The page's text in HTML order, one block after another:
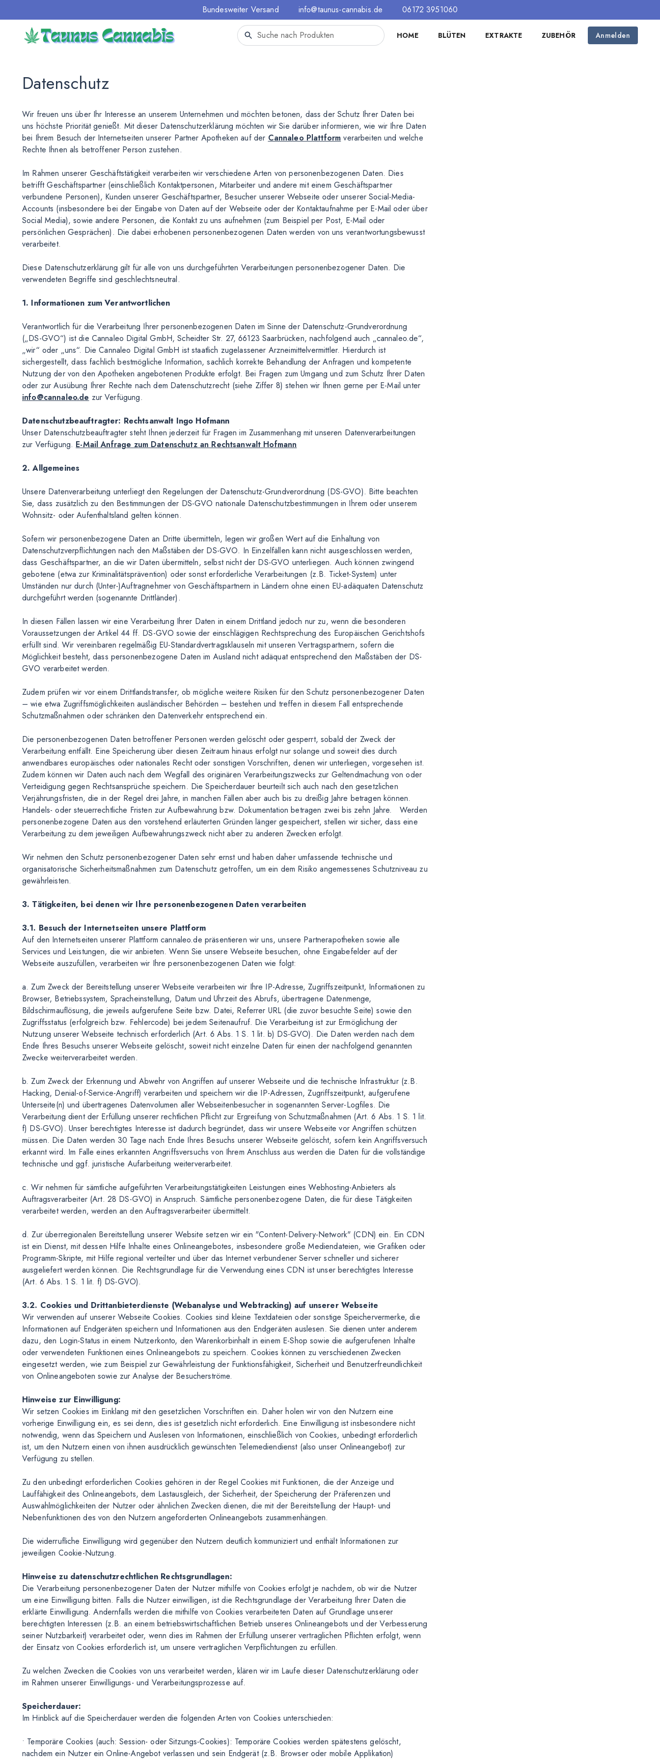
Bundesweiter Versand info@taunus-cannabis.de 06172 3951060
HOME BLÜTEN EXTRAKTE ZUBEHÖR Anmelden
Datenschutz
Wir freuen uns über Ihr Interesse an unserem Unternehmen und möchten betonen, dass der Schutz Ihrer Daten bei
uns höchste Priorität genießt. Mit dieser Datenschutzerklärung möchten wir Sie darüber informieren, wie wir Ihre Daten
bei Ihrem Besuch der Internetseiten unserer Partner Apotheken auf der Cannaleo Plattform verarbeiten und welche
Rechte Ihnen als betroffener Person zustehen.
Im Rahmen unserer Geschäftstätigkeit verarbeiten wir verschiedene Arten von personenbezogenen Daten. Dies
betrifft Geschäftspartner (einschließlich Kontaktpersonen, Mitarbeiter und andere mit einem Geschäftspartner
verbundene Personen), Kunden unserer Geschäftspartner, Besucher unserer Webseite oder unserer Social-Media-
Accounts (insbesondere bei der Eingabe von Daten auf der Webseite oder der Kontaktaufnahme per E-Mail oder über
Social Media), sowie andere Personen, die Kontakt zu uns aufnehmen (zum Beispiel per Post, E-Mail oder
persönlichen Gesprächen). Die dabei erhobenen personenbezogenen Daten werden von uns verantwortungsbewusst
verarbeitet.
Diese Datenschutzerklärung gilt für alle von uns durchgeführten Verarbeitungen personenbezogener Daten. Die
verwendeten Begriffe sind geschlechtsneutral.
1. Informationen zum Verantwortlichen
Verantwortlich für die Verarbeitung Ihrer personenbezogenen Daten im Sinne der Datenschutz-Grundverordnung
(„DS-GVO“) ist die Cannaleo Digital GmbH, Scheidter Str. 27, 66123 Saarbrücken, nachfolgend auch „cannaleo.de“,
„wir“ oder „uns“. Die Cannaleo Digital GmbH ist staatlich zugelassener Arzneimittelvermittler. Hierdurch ist
sichergestellt, dass fachlich bestmögliche Information, sachlich korrekte Behandlung der Anfragen und kompetente
Nutzung der von den Apotheken angebotenen Produkte erfolgt. Bei Fragen zum Umgang und zum Schutz Ihrer Daten
oder zur Ausübung Ihrer Rechte nach dem Datenschutzrecht (siehe Ziffer 8) stehen wir Ihnen gerne per E-Mail unter
info@cannaleo.de zur Verfügung.
Datenschutzbeauftragter: Rechtsanwalt Ingo Hofmann
Unser Datenschutzbeauftragter steht Ihnen jederzeit für Fragen im Zusammenhang mit unseren Datenverarbeitungen
zur Verfügung. E-Mail Anfrage zum Datenschutz an Rechtsanwalt Hofmann
2. Allgemeines
Unsere Datenverarbeitung unterliegt den Regelungen der Datenschutz-Grundverordnung (DS-GVO). Bitte beachten
Sie, dass zusätzlich zu den Bestimmungen der DS-GVO nationale Datenschutzbestimmungen in Ihrem oder unserem
Wohnsitz- oder Aufenthaltsland gelten können.
Sofern wir personenbezogene Daten an Dritte übermitteln, legen wir großen Wert auf die Einhaltung von
Datenschutzverpflichtungen nach den Maßstäben der DS-GVO. In Einzelfällen kann nicht ausgeschlossen werden,
dass Geschäftspartner, an die wir Daten übermitteln, selbst nicht der DS-GVO unterliegen. Auch können zwingend
gebotene (etwa zur Kriminalitätsprävention) oder sonst erforderliche Verarbeitungen (z.B. Ticket-System) unter
Umständen nur durch (Unter-)Auftragnehmer von Geschäftspartnern in Ländern ohne einen EU-adäquaten Datenschutz
durchgeführt werden (sogenannte Drittländer).
In diesen Fällen lassen wir eine Verarbeitung Ihrer Daten in einem Drittland jedoch nur zu, wenn die besonderen
Voraussetzungen der Artikel 44 ff. DS-GVO sowie der einschlägigen Rechtsprechung des Europäischen Gerichtshofs
erfüllt sind. Wir vereinbaren regelmäßig EU-Standardvertragsklauseln mit unseren Vertragspartnern, sofern die
Möglichkeit besteht, dass personenbezogene Daten im Ausland nicht adäquat entsprechend den Maßstäben der DS-
GVO verarbeitet werden.
Zudem prüfen wir vor einem Drittlandstransfer, ob mögliche weitere Risiken für den Schutz personenbezogener Daten
– wie etwa Zugriffsmöglichkeiten ausländischer Behörden – bestehen und treffen in diesem Fall entsprechende
Schutzmaßnahmen oder schränken den Datenverkehr entsprechend ein.
Die personenbezogenen Daten betroffener Personen werden gelöscht oder gesperrt, sobald der Zweck der
Verarbeitung entfällt. Eine Speicherung über diesen Zeitraum hinaus erfolgt nur solange und soweit dies durch
anwendbares europäisches oder nationales Recht oder sonstigen Vorschriften, denen wir unterliegen, vorgesehen ist.
Zudem können wir Daten auch nach dem Wegfall des originären Verarbeitungszwecks zur Geltendmachung von oder
Verteidigung gegen Rechtsansprüche speichern. Die Speicherdauer beurteilt sich auch nach den gesetzlichen
Verjährungsfristen, die in der Regel drei Jahre, in manchen Fällen aber auch bis zu dreißig Jahre betragen können.
Handels- oder steuerrechtliche Fristen zur Aufbewahrung bzw. Dokumentation betragen zwei bis zehn Jahre. Werden
personenbezogene Daten aus den vorstehend erläuterten Gründen länger gespeichert, stellen wir sicher, dass eine
Verarbeitung zu dem jeweiligen Aufbewahrungszweck nicht aber zu anderen Zwecken erfolgt.
Wir nehmen den Schutz personenbezogener Daten sehr ernst und haben daher umfassende technische und
organisatorische Sicherheitsmaßnahmen zum Datenschutz getroffen, um ein dem Risiko angemessenes Schutzniveau zu
gewährleisten.
3. Tätigkeiten, bei denen wir Ihre personenbezogenen Daten verarbeiten
3.1. Besuch der Internetseiten unsere Plattform
Auf den Internetseiten unserer Plattform cannaleo.de präsentieren wir uns, unsere Partnerapotheken sowie alle
Services und Leistungen, die wir anbieten. Wenn Sie unsere Webseite besuchen, ohne Eingabefelder auf der
Webseite auszufüllen, verarbeiten wir Ihre personenbezogenen Daten wie folgt:
a. Zum Zweck der Bereitstellung unserer Webseite verarbeiten wir Ihre IP-Adresse, Zugriffszeitpunkt, Informationen zu
Browser, Betriebssystem, Spracheinstellung, Datum und Uhrzeit des Abrufs, übertragene Datenmenge,
Bildschirmauflösung, die jeweils aufgerufene Seite bzw. Datei, Referrer URL (die zuvor besuchte Seite) sowie den
Zugriffsstatus (erfolgreich bzw. Fehlercode) bei jedem Seitenaufruf. Die Verarbeitung ist zur Ermöglichung der
Nutzung unserer Webseite technisch erforderlich (Art. 6 Abs. 1 S. 1 lit. b) DS-GVO). Die Daten werden nach dem
Ende Ihres Besuchs unserer Webseite gelöscht, soweit nicht einzelne Daten für einen der nachfolgend genannten
Zwecke weiterverarbeitet werden.
b. Zum Zweck der Erkennung und Abwehr von Angriffen auf unserer Webseite und die technische Infrastruktur (z.B.
Hacking, Denial-of-Service-Angriff) verarbeiten und speichern wir die IP-Adressen, Zugriffszeitpunkt, aufgerufene
Unterseite(n) und übertragenes Datenvolumen aller Webseitenbesucher in sogenannten Server-Logfiles. Die
Verarbeitung dient der Erfüllung unserer rechtlichen Pflicht zur Ergreifung von Schutzmaßnahmen (Art. 6 Abs. 1 S. 1 lit.
f) DS-GVO). Unser berechtigtes Interesse ist dadurch begründet, dass wir unsere Webseite vor Angriffen schützen
müssen. Die Daten werden 30 Tage nach Ende Ihres Besuchs unserer Webseite gelöscht, sofern kein Angriffsversuch
erkannt wird. Im Falle eines erkannten Angriffsversuchs von Ihrem Anschluss aus werden die Daten für die vollständige
technische und ggf. juristische Aufarbeitung weiterverarbeitet.
c. Wir nehmen für sämtliche aufgeführten Verarbeitungstätigkeiten Leistungen eines Webhosting-Anbieters als
Auftragsverarbeiter (Art. 28 DS-GVO) in Anspruch. Sämtliche personenbezogene Daten, die für diese Tätigkeiten
verarbeitet werden, werden an den Auftragsverarbeiter übermittelt.
d. Zur überregionalen Bereitstellung unserer Website setzen wir ein "Content-Delivery-Network" (CDN) ein. Ein CDN
ist ein Dienst, mit dessen Hilfe Inhalte eines Onlineangebotes, insbesondere große Mediendateien, wie Grafiken oder
Programm-Skripte, mit Hilfe regional verteilter und über das Internet verbundener Server schneller und sicherer
ausgeliefert werden können. Die Rechtsgrundlage für die Verwendung eines CDN ist unser berechtigtes Interesse
(Art. 6 Abs. 1 S. 1 lit. f) DS-GVO).
3.2. Cookies und Drittanbieterdienste (Webanalyse und Webtracking) auf unserer Webseite
Wir verwenden auf unserer Webseite Cookies. Cookies sind kleine Textdateien oder sonstige Speichervermerke, die
Informationen auf Endgeräten speichern und Informationen aus den Endgeräten auslesen. Sie dienen unter anderem
dazu, den Login-Status in einem Nutzerkonto, den Warenkorbinhalt in einem E-Shop sowie die aufgerufenen Inhalte
oder verwendeten Funktionen eines Onlineangebots zu speichern. Cookies können zu verschiedenen Zwecken
eingesetzt werden, wie zum Beispiel zur Gewährleistung der Funktionsfähigkeit, Sicherheit und Benutzerfreundlichkeit
von Onlineangeboten sowie zur Analyse der Besucherströme.
Hinweise zur Einwilligung:
Wir setzen Cookies im Einklang mit den gesetzlichen Vorschriften ein. Daher holen wir von den Nutzern eine
vorherige Einwilligung ein, es sei denn, dies ist gesetzlich nicht erforderlich. Eine Einwilligung ist insbesondere nicht
notwendig, wenn das Speichern und Auslesen von Informationen, einschließlich von Cookies, unbedingt erforderlich
ist, um den Nutzern einen von ihnen ausdrücklich gewünschten Telemediendienst (also unser Onlineangebot) zur
Verfügung zu stellen.
Zu den unbedingt erforderlichen Cookies gehören in der Regel Cookies mit Funktionen, die der Anzeige und
Lauffähigkeit des Onlineangebots, dem Lastausgleich, der Sicherheit, der Speicherung der Präferenzen und
Auswahlmöglichkeiten der Nutzer oder ähnlichen Zwecken dienen, die mit der Bereitstellung der Haupt- und
Nebenfunktionen des von den Nutzern angeforderten Onlineangebots zusammenhängen.
Die widerrufliche Einwilligung wird gegenüber den Nutzern deutlich kommuniziert und enthält Informationen zur
jeweiligen Cookie-Nutzung.
Hinweise zu datenschutzrechtlichen Rechtsgrundlagen:
Die Verarbeitung personenbezogener Daten der Nutzer mithilfe von Cookies erfolgt je nachdem, ob wir die Nutzer
um eine Einwilligung bitten. Falls die Nutzer einwilligen, ist die Rechtsgrundlage der Verarbeitung Ihrer Daten die
erklärte Einwilligung. Andernfalls werden die mithilfe von Cookies verarbeiteten Daten auf Grundlage unserer
berechtigten Interessen (z.B. an einem betriebswirtschaftlichen Betrieb unseres Onlineangebots und der Verbesserung
seiner Nutzbarkeit) verarbeitet oder, wenn dies im Rahmen der Erfüllung unserer vertraglichen Pflichten erfolgt, wenn
der Einsatz von Cookies erforderlich ist, um unsere vertraglichen Verpflichtungen zu erfüllen.
Zu welchen Zwecken die Cookies von uns verarbeitet werden, klären wir im Laufe dieser Datenschutzerklärung oder
im Rahmen unserer Einwilligungs- und Verarbeitungsprozesse auf.
Speicherdauer:
Im Hinblick auf die Speicherdauer werden die folgenden Arten von Cookies unterschieden:
• Temporäre Cookies (auch: Session- oder Sitzungs-Cookies): Temporäre Cookies werden spätestens gelöscht,
nachdem ein Nutzer ein Online-Angebot verlassen und sein Endgerät (z.B. Browser oder mobile Applikation)